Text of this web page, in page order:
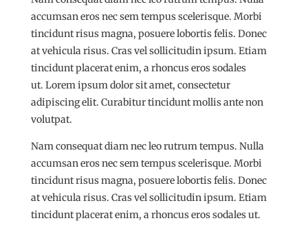
accumsan eros nec sem tempus scelerisque. Morbi
tincidunt risus magna, posuere lobortis felis. Donec
at vehicula risus. Cras vel sollicitudin ipsum. Etiam
tincidunt placerat enim, a rhoncus eros sodales
ut. Lorem ipsum dolor sit amet, consectetur
adipiscing elit. Curabitur tincidunt mollis ante non
volutpat.
Nam consequat diam nec leo rutrum tempus. Nulla
accumsan eros nec sem tempus scelerisque. Morbi
tincidunt risus magna, posuere lobortis felis. Donec
at vehicula risus. Cras vel sollicitudin ipsum. Etiam
tincidunt placerat enim, a rhoncus eros sodales ut.